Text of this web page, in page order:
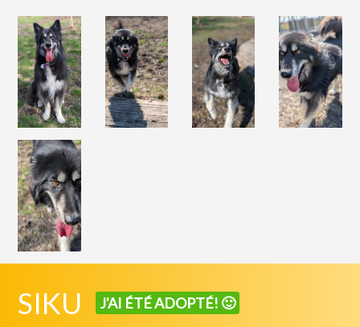
SIKU J'AI ÉTÉ ADOPTÉ! 🙂